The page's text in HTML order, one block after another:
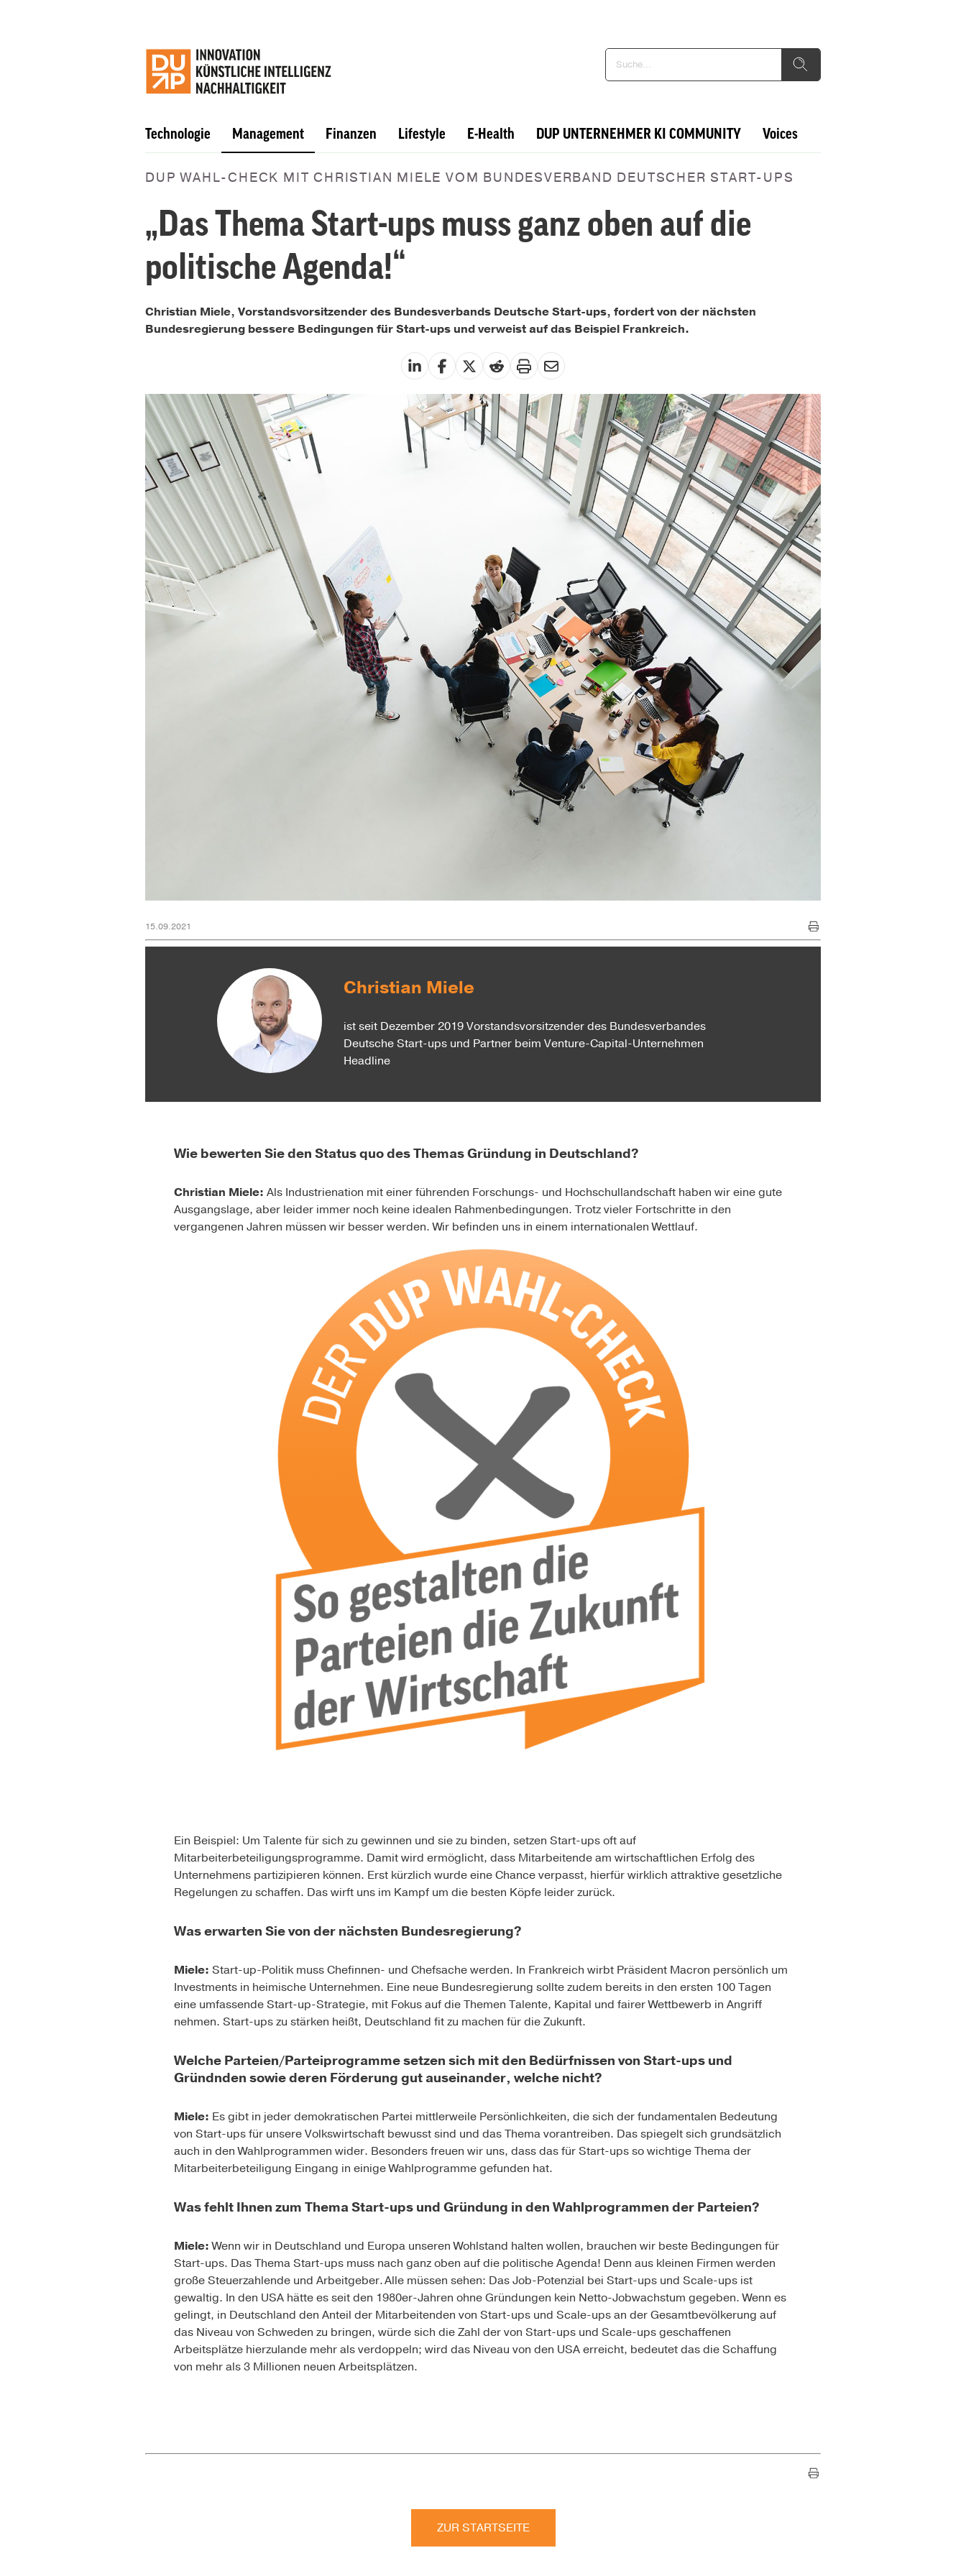
Technologie Management Finanzen Lifestyle E-Health DUP UNTERNEHMER KI COMMUNITY Voices
DUP WAHL-CHECK MIT CHRISTIAN MIELE VOM BUNDESVERBAND DEUTSCHER START-UPS
„Das Thema Start-ups muss ganz oben auf die
politische Agenda!“
Christian Miele, Vorstandsvorsitzenderdes Bundesverbands Deutsche Start-ups, fordert von der nächsten
Bundesregierung bessere Bedingungen für Start-ups und verweist auf das Beispiel Frankreich.
15.09.2021
Christian Miele
ist seit Dezember 2019 Vorstandsvorsitzender des Bundesverbandes
Deutsche Start-ups und Partner beim Venture-Capital-Unternehmen
Headline
Wie bewerten Sie den Status quo des Themas Gründung in Deutschland?
Christian Miele: Als Industrienation mit einer führenden Forschungs- und Hochschullandschaft haben wir eine gute
Ausgangslage, aber leider immer noch keine idealen Rahmenbedingungen. Trotzvieler Fortschritte in den
vergangenen Jahren müssen wir besser werden. Wir befinden uns in einem internationalen Wettlauf.
Ein Beispiel: Um Talente für sich zu gewinnen und sie zu binden, setzen Start-ups oft auf
Mitarbeiterbeteiligungsprogramme. Damit wird ermöglicht, dass Mitarbeitende am wirtschaftlichen Erfolg des
Unternehmens partizipieren können. Erst kürzlich wurde eine Chance verpasst, hierfür wirklich attraktive gesetzliche
Regelungen zu schaffen. Das wirft uns im Kampf um die besten Köpfe leider zurück.
Was erwarten Sie von der nächsten Bundesregierung?
Miele: Start-up-Politik muss Chefinnen- und Chefsachewerden. In Frankreich wirbt Präsident Macron persönlich um
Investments in heimische Unternehmen. Eine neue Bundesregierung sollte zudem bereits in den ersten 100 Tagen
eine umfassende Start-up-Strategie, mit Fokus auf die Themen Talente, Kapital und fairer Wettbewerb in Angriff
nehmen. Start-ups zu stärken heißt, Deutschland fit zu machen für die Zukunft.
Welche Parteien/Parteiprogramme setzen sich mit den Bedürfnissen von Start-ups und
Gründnden sowie deren Förderung gut auseinander, welche nicht?
Miele: Es gibt in jeder demokratischen Partei mittlerweile Persönlichkeiten, die sich der fundamentalen Bedeutung
von Start-ups für unsere Volkswirtschaft bewusst sind und das Thema vorantreiben. Das spiegelt sich grundsätzlich
auch in den Wahlprogrammen wider. Besonders freuen wir uns, dass das für Start-ups so wichtige Thema der
Mitarbeiterbeteiligung Eingang in einige Wahlprogramme gefunden hat.
Was fehlt Ihnen zum Thema Start-ups und Gründung in den Wahlprogrammen der Parteien?
Miele:Wenn wir in Deutschland und Europa unseren Wohlstand halten wollen, brauchen wir beste Bedingungen für
Start-ups. Das Thema Start-ups muss nach ganz oben auf die politische Agenda! Denn aus kleinen Firmen werden
große Steuerzahlende und Arbeitgeber. Alle müssen sehen: Das Job-Potenzial bei Start-ups und Scale-ups ist
gewaltig. In den USA hätte es seit den 1980er-Jahren ohne Gründungen kein Netto-Jobwachstum gegeben. Wenn es
gelingt, in Deutschland den Anteil der Mitarbeitenden von Start-ups und Scale-upsan der Gesamtbevölkerung auf
das Niveau von Schweden zu bringen, würde sich die Zahl der von Start-ups und Scale-upsgeschaffenen
Arbeitsplätze hierzulande mehr als verdoppeln; wird das Niveau von den USA erreicht, bedeutet das die Schaffung
von mehr als 3 Millionen neuen Arbeitsplätzen.
ZUR STARTSEITE